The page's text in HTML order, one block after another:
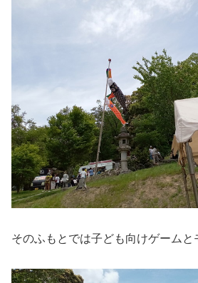
そのふもとでは子ども向けゲームと